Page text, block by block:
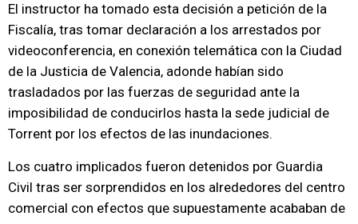
El instructor ha tomado esta decisión a petición de la
Fiscalía, tras tomar declaración a los arrestados por
videoconferencia, en conexión telemática con la Ciudad
de la Justicia de Valencia, adonde habían sido
trasladados por las fuerzas de seguridad ante la
imposibilidad de conducirlos hasta la sede judicial de
Torrent por los efectos de las inundaciones.
Los cuatro implicados fueron detenidos por Guardia
Civil tras ser sorprendidos en los alrededores del centro
comercial con efectos que supuestamente acababan de